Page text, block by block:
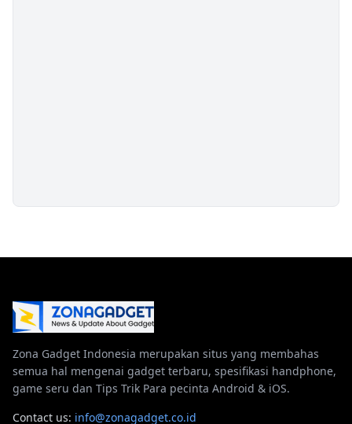
Zona Gadget Indonesia merupakan situs yang membahas
semua hal mengenai gadget terbaru, spesifikasi handphone,
game seru dan Tips Trik Para pecinta Android & iOS.
Contact us: info@zonagadget.co.id